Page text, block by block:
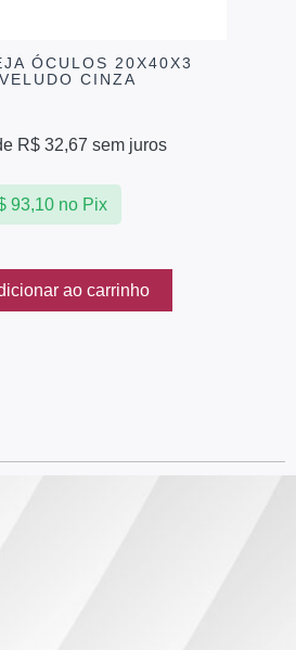
ÓCULOS 20X40X3
VELUDO CINZA
R$ 32,67 sem juros
93,10 no Pix
ao carrinho